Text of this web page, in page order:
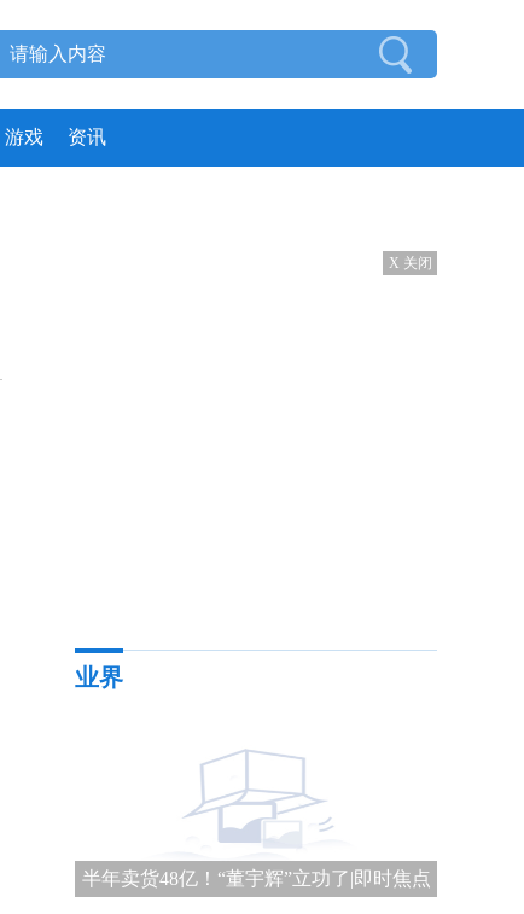
游戏 资讯
X 关闭
业界
半年卖货48亿！“董宇辉”立功了|即时焦点